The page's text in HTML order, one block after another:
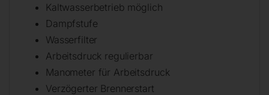
Kaltwasserbetrieb möglich
Dampfstufe
Wasserfilter
Arbeitsdruck regulierbar
Manometer für Arbeitsdruck
Verzögerter Brennerstart